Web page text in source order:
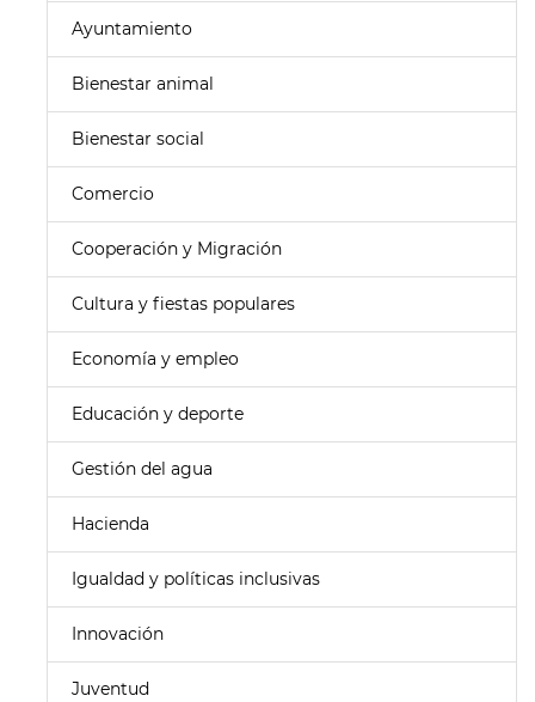
Ayuntamiento
Bienestar animal
Bienestar social
Comercio
Cooperación y Migración
Cultura y fiestas populares
Economía y empleo
Educación y deporte
Gestión del agua
Hacienda
Igualdad y políticas inclusivas
Innovación
Juventud